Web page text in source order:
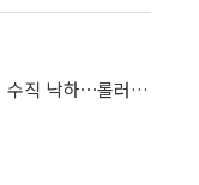
“팔천피 가는 줄 알았는데” 7400선까지 수직 낙하⋯롤러코스터 탄 코스피